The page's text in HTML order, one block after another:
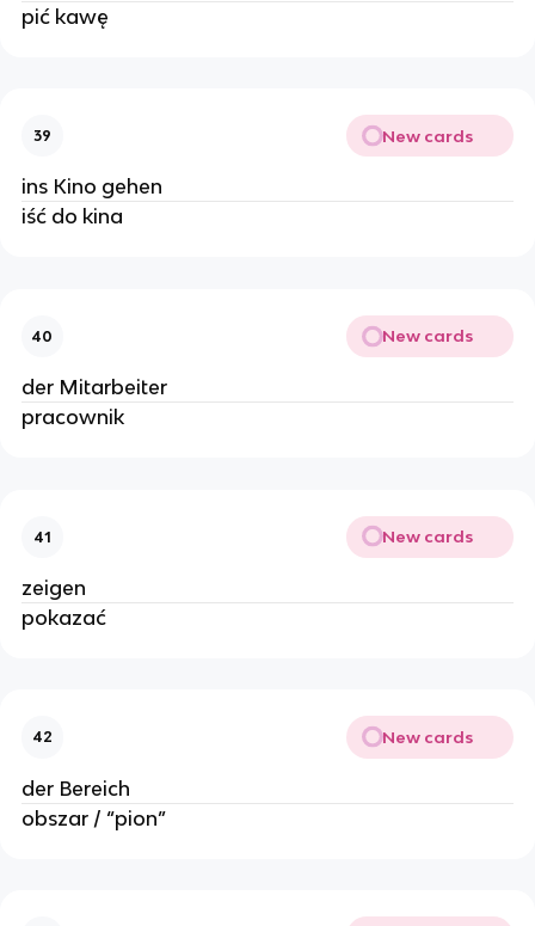
pić kawę
39 New cards
ins Kino gehen
iść do kina
40 New cards
der Mitarbeiter
pracownik
41 New cards
zeigen
pokazać
42 New cards
der Bereich
obszar / “pion”